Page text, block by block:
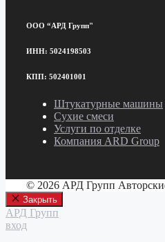
ООО “АРД Групп"
ИНН: 5024198503
КПП: 502401001
Штукатурные машины
Сухие смеси
Услуги по отделке
Компания ARD Group
© 2026 АРД Групп
Закрыть
АРД Групп
вход